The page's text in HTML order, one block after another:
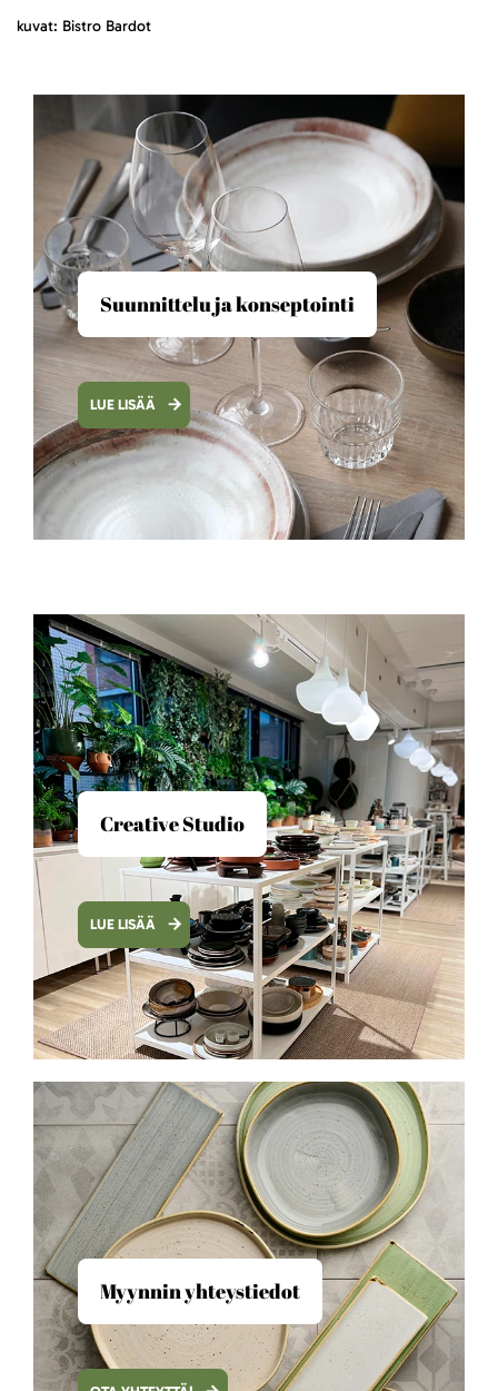
kuvat: Bistro Bardot
Suunnittelu ja konseptointi
LUE LISÄÄ
Creative Studio
LUE LISÄÄ
Myynnin yhteystiedot